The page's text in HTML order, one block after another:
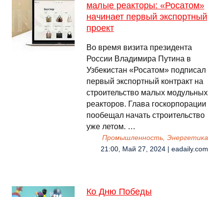
малые реакторы: «Росатом»
начинает первый экспортный
проект
Во время визита президента
России Владимира Путина в
Узбекистан «Росатом» подписал
первый экспортный контракт на
строительство малых модульных
реакторов. Глава госкорпорации
пообещал начать строительство
уже летом. …
Промышленность, Энергетика
21:00, Май 27, 2024 | eadaily.com
Ко Дню Победы